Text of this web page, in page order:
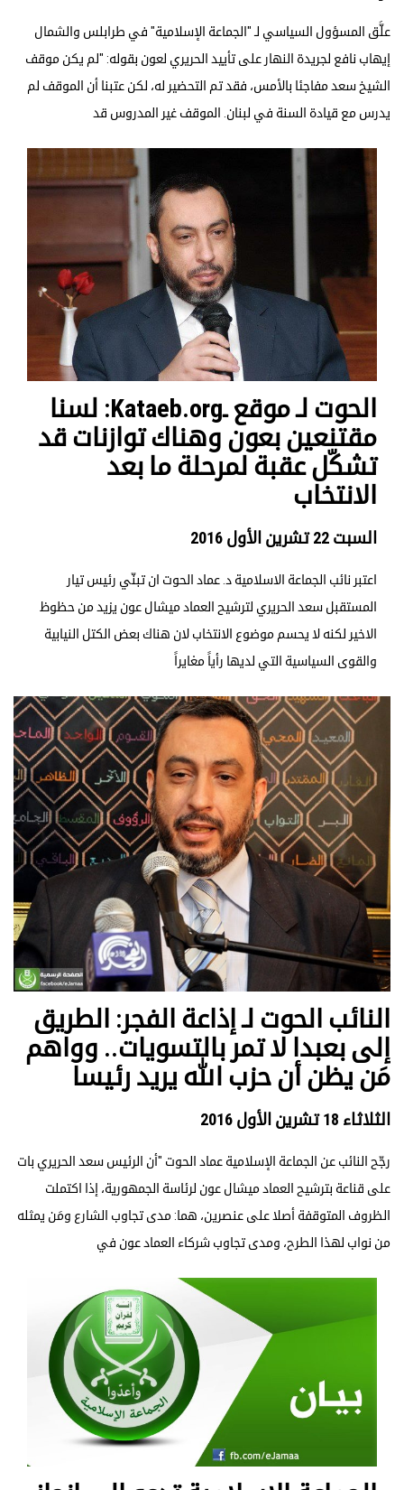
علَّق المسؤول السياسي لـ "الجماعة الإسلامية" في طرابلس والشمال
إيهاب نافع لجريدة النهار على تأييد الحريري لعون بقوله: "لم يكن موقف
الشيخ سعد مفاجئا بالأمس، فقد تم التحضير له، لكن عتبنا أن الموقف لم
يدرس مع قيادة السنة في لبنان. الموقف غير المدروس قد
الحوت لـ موقع ـKataeb.org: لسنا
مقتنعين بعون وهناك توازنات قد
تشكّل عقبة لمرحلة ما بعد
الانتخاب
السبت 22 تشرين الأول 2016
اعتبر نائب الجماعة الاسلامية د. عماد الحوت ان تبنّي رئيس تيار
المستقبل سعد الحريري لترشيح العماد ميشال عون يزيد من حظوظ
الاخير لكنه لا يحسم موضوع الانتخاب لان هناك بعض الكتل النيابية
والقوى السياسية التي لديها رأياً مغايراً
النائب الحوت لـ إذاعة الفجر: الطريق
إلى بعبدا لا تمر بالتسويات.. وواهم
مَن يظن أن حزب الله يريد رئيسا
الثلاثاء 18 تشرين الأول 2016
رجّح النائب عن الجماعة الإسلامية عماد الحوت "أن الرئيس سعد الحريري بات
على قناعة بترشيح العماد ميشال عون لرئاسة الجمهورية، إذا اكتملت
الظروف المتوقفة أصلا على عنصرين، هما: مدى تجاوب الشارع ومَن يمثله
من نواب لهذا الطرح، ومدى تجاوب شركاء العماد عون في